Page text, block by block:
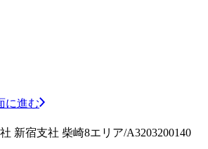
に進む
新宿支社 柴崎8エリア/A3203200140